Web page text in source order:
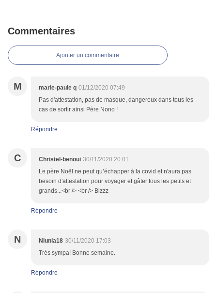
Commentaires
Ajouter un commentaire
M marie-paule q 01/12/2020 07:49
Pas d'attestation, pas de masque, dangereux dans tous les
cas de sortir ainsi Père Nono !
Répondre
C Christel-benoui 30/11/2020 20:01
Le père Noël ne peut qu’échapper à la covid et n'aura pas
besoin d'attestation pour voyager et gâter tous les petits et
grands...<br /> <br /> Bizzz
Répondre
N Niunia18 30/11/2020 17:03
Très sympa! Bonne semaine.
Répondre